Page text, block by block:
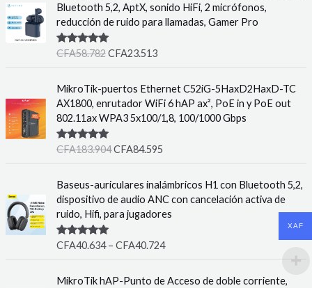
Bluetooth 5,2, AptX, sonido HiFi, 2 micrófonos,
reducción de ruido para llamadas, Gamer Pro
Rated5.00
CFA58.782CFA23.513
MikroTik-puertos Ethernet C52iG-5HaxD2HaxD-TC
AX1800, enrutador WiFi 6 hAP ax², PoE in y PoE out
802.11ax WPA3 5x100/1,8, 100/1000 Gbps
Rated5.00
CFA183.904CFA84.595
Baseus-auriculares inalámbricos H1 con Bluetooth 5,2,
dispositivo de audio ANC con cancelación activa de
ruido, Hifi, para jugadores
Rated5.00
CFA40.634– CFA40.724
MikroTik hAP-Punto de Acceso de doble corriente,
XAF